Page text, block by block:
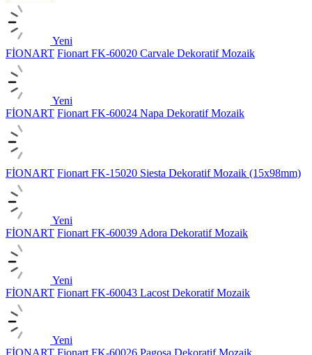
Yeni
FİONART Fionart FK-60020 Carvale Dekoratif Mozaik
Yeni
FİONART Fionart FK-60024 Napa Dekoratif Mozaik
FİONART Fionart FK-15020 Siesta Dekoratif Mozaik (15x98mm)
Yeni
FİONART Fionart FK-60039 Adora Dekoratif Mozaik
Yeni
FİONART Fionart FK-60043 Lacost Dekoratif Mozaik
Yeni
FİONART Fionart FK-60026 Pagosa Dekoratif Mozaik